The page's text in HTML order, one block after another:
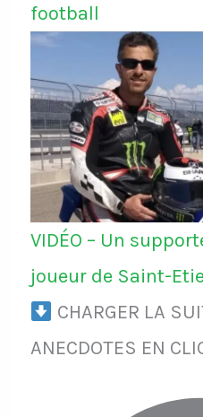
football
VIDÉO – Un
joueur de Saint-
CHARGER LA
ANECDOTES EN